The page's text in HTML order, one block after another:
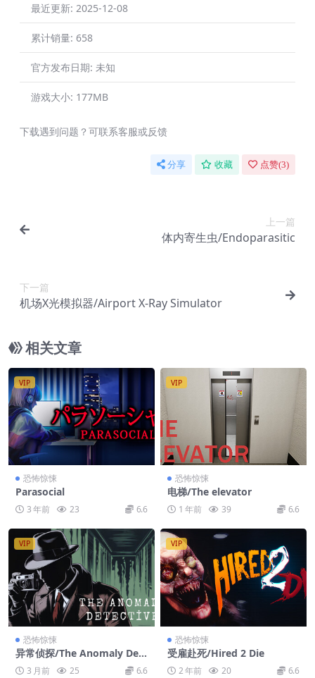
最近更新: 2025-12-08
累计销量: 658
官方发布日期: 未知
游戏大小: 177MB
下载遇到问题？可联系客服或反馈
分享 收藏 点赞(3)
上一篇
体内寄生虫/Endoparasitic
下一篇
机场X光模拟器/Airport X-Ray Simulator
相关文章
VIP
恐怖惊悚
Parasocial
3 年前 23 6.6
VIP
恐怖惊悚
电梯/The elevator
1 年前 39 6.6
VIP
恐怖惊悚
异常侦探/The Anomaly Det
ective
3 月前 25 6.6
VIP
恐怖惊悚
受雇赴死/Hired 2 Die
2 年前 20 6.6